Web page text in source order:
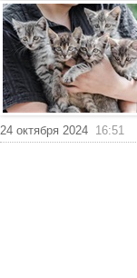
24 октября 2024 16:51